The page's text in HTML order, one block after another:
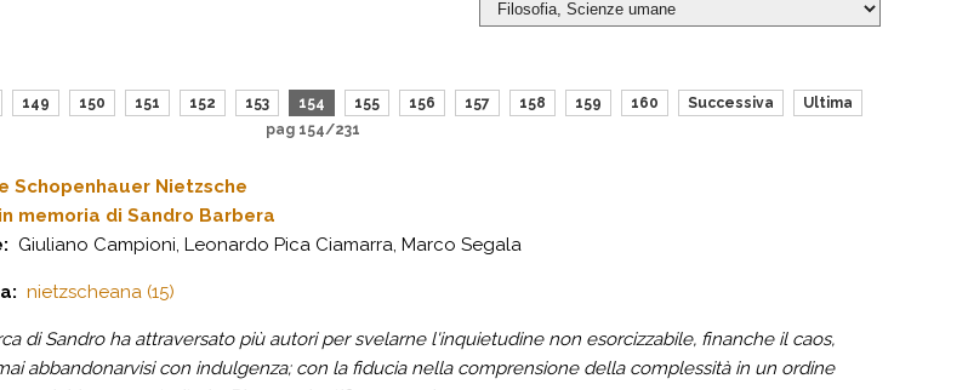
149 150 151 152 153 154 155 156 157 158 159 160 Successiva
Ultima
pag 154/231
Schopenhauer Nietzsche
memoria di Sandro Barbera
Giuliano Campioni, Leonardo Pica Ciamarra, Marco Segala
nietzscheana (15)
di Sandro ha attraversato più autori per svelarne l'inquietudine non esorcizzabile, finanche il caos,
abbandonarvisi con indulgenza; con la fiducia nella comprensione della complessità in un ordine